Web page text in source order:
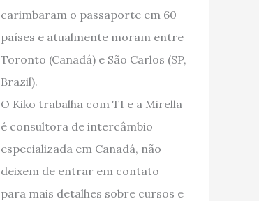
carimbaram o passaporte em 60
países e atualmente moram entre
Toronto (Canadá) e São Carlos (SP,
Brazil).
O Kiko trabalha com TI e a Mirella
é consultora de intercâmbio
especializada em Canadá, não
deixem de entrar em contato
para mais detalhes sobre cursos e